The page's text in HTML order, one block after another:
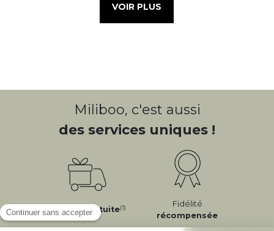
VOIR PLUS
Miliboo, c'est aussi
des services uniques !
LivraisonGratuite(1)
Fidélité
récompensée